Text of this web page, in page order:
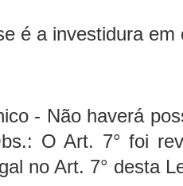
é a investidura em
- Não haverá
O Art. 7° foi
no Art. 7° desta